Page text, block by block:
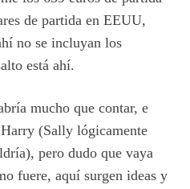
de partida en EEUU,
no se incluyan los
está ahí.
mucho que contar, e
(Sally lógicamente
pero dudo que vaya
fuere, aquí surgen ideas y